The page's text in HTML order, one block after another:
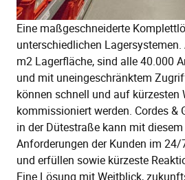
Eine maßgeschneiderte
unterschiedlichen
m2 Lagerfläche, sind alle 40.000
und mit uneingeschränktem
können schnell und auf kürzesten
kommissioniert werden. Cordes &
in der Dütestraße kann mit
Anforderungen der Kunden im 24/
und erfüllen sowie kürzeste
Eine Lösung mit Weitblick,